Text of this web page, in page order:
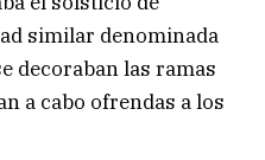
similar denominada
decoraban las ramas
a cabo ofrendas a los